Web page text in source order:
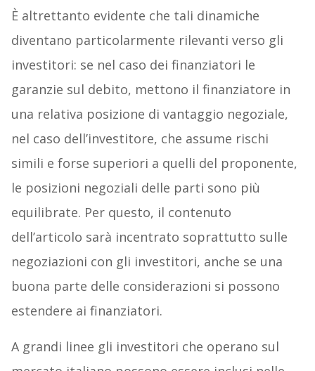
È altrettanto evidente che tali dinamiche
diventano particolarmente rilevanti verso gli
investitori: se nel caso dei finanziatori le
garanzie sul debito, mettono il finanziatore in
una relativa posizione di vantaggio negoziale,
nel caso dell’investitore, che assume rischi
simili e forse superiori a quelli del proponente,
le posizioni negoziali delle parti sono più
equilibrate. Per questo, il contenuto
dell’articolo sarà incentrato soprattutto sulle
negoziazioni con gli investitori, anche se una
buona parte delle considerazioni si possono
estendere ai finanziatori.
A grandi linee gli investitori che operano sul